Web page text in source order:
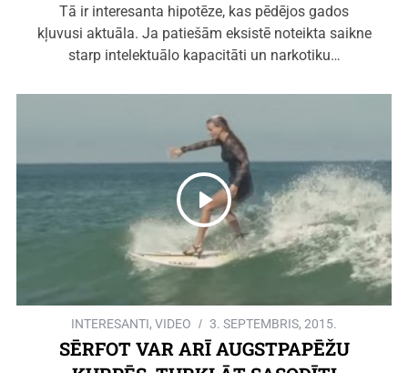
Tā ir interesanta hipotēze, kas pēdējos gados
kļuvusi aktuāla. Ja patiešām eksistē noteikta saikne
starp intelektuālo kapacitāti un narkotiku…
INTERESANTI, VIDEO 3. SEPTEMBRIS, 2015.
SĒRFOT VAR ARĪ AUGSTPAPĒŽU